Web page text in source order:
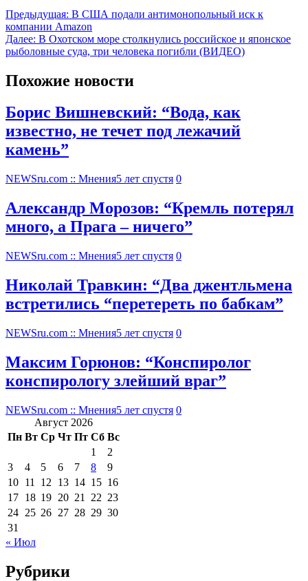
Предыдущая: В США подали антимонопольный иск к
компании Amazon
Далее: В Охотском море столкнулись российское и японское
рыболовные суда, три человека погибли (ВИДЕО)
Похожие новости
Борис Вишневский: “Вода, как
известно, не течет под лежачий
камень”
NEWSru.com :: Мнения5 лет спустя 0
Александр Морозов: “Кремль потерял
много, а Прага – ничего”
NEWSru.com :: Мнения5 лет спустя 0
Николай Травкин: “Два джентльмена
встретились “перетереть по бабкам”
NEWSru.com :: Мнения5 лет спустя 0
Максим Горюнов: “Конспиролог
конспирологу злейший враг”
NEWSru.com :: Мнения5 лет спустя 0
Август 2026
Пн Вт Ср Чт Пт Сб Вс
1
2
3
4 5 6 7 8
9
10 11 12 13 14 15 16
17 18 19 20 21 22 23
24 25 26 27 28 29 30
31
« Июл
Рубрики